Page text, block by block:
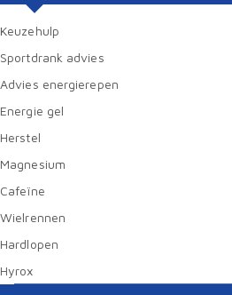
Keuzehulp
Sportdrank advies
Advies energierepen
Energie gel
Herstel
Magnesium
Cafeïne
Wielrennen
Hardlopen
Hyrox